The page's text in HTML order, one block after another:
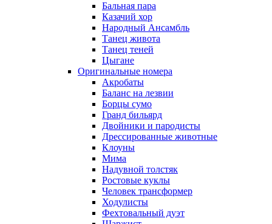
Бальная пара
Казачий хор
Народный Ансамбль
Танец живота
Танец теней
Цыгане
Оригинальные номера
Акробаты
Баланс на лезвии
Борцы сумо
Гранд бильярд
Двойники и пародисты
Дрессированные животные
Клоуны
Мима
Надувной толстяк
Ростовые куклы
Человек трансформер
Ходулисты
Фехтовальный дуэт